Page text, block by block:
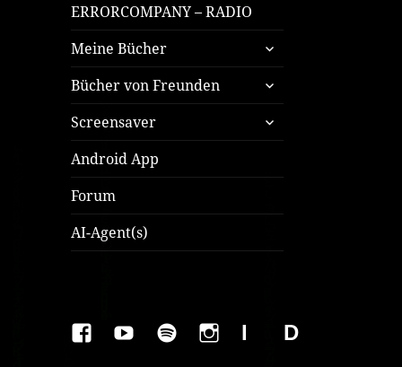
ERRORCOMPANY – RADIO
Meine Bücher
untermenü
öffnen
Bücher von Freunden
untermenü
öffnen
Screensaver
untermenü
öffnen
Android App
Forum
AI-Agent(s)
FAKEBOOK
YOUTUBESPOTIFYINSTAGRAM
IMPRESSUM